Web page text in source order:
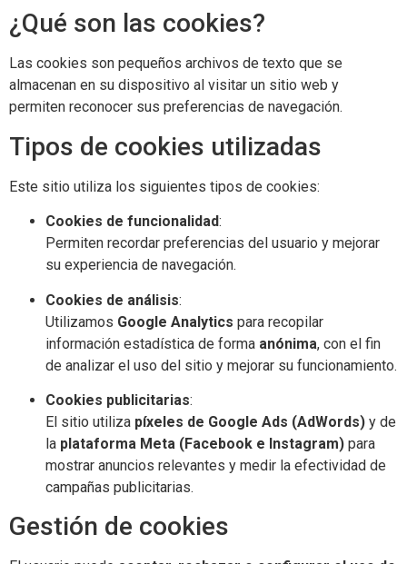
¿Qué son las cookies?
Las cookies son pequeños archivos de texto que se
almacenan en su dispositivo al visitar un sitio web y
permiten reconocer sus preferencias de navegación.
Tipos de cookies utilizadas
Este sitio utiliza los siguientes tipos de cookies:
Cookies de funcionalidad:
Permiten recordar preferencias del usuario y mejorar
su experiencia de navegación.
Cookies de análisis:
Utilizamos Google Analytics para recopilar
información estadística de forma anónima, con el fin
de analizar el uso del sitio y mejorar su funcionamiento.
Cookies publicitarias:
El sitio utiliza píxeles de Google Ads (AdWords) y de
la plataforma Meta (Facebook e Instagram) para
mostrar anuncios relevantes y medir la efectividad de
campañas publicitarias.
Gestión de cookies